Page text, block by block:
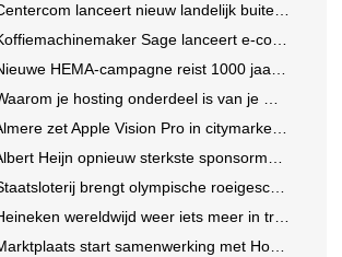
lanceert nieuw landelijk buitereclamenetwerk: City Cubes
Sage lanceert e-commerceplatform voor koffieliefhebbers
HEMA-campagne reist 1000 jaar terug in de tijd naar 'Hemastein'
je hosting onderdeel is van je merkstrategie
zet Apple Vision Pro in citymarketing
Heijn opnieuw sterkste sponsormerk, PostNL daalt
brengt olympische roeigeschiedenis tot leven voor WK Roeien
wereldwijd weer iets meer in trek
start samenwerking met House of Cars